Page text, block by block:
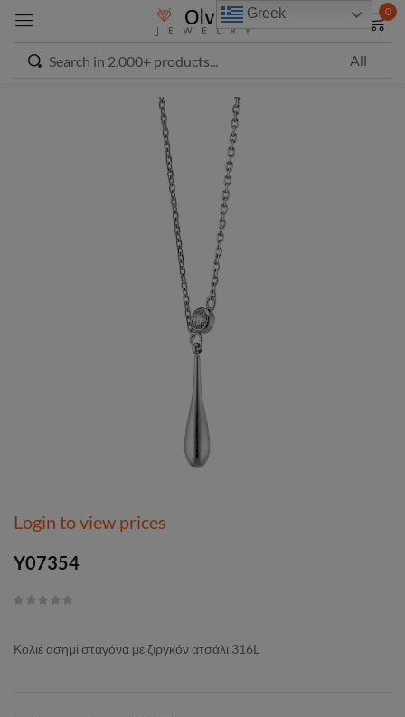
0
Login to view prices
Y07354
Κολιέ ασημί σταγόνα με ζιργκόν ατσάλι 316L
Greek
Sign in
LOG IN
CREATE AN ACCOUNT
modal-check